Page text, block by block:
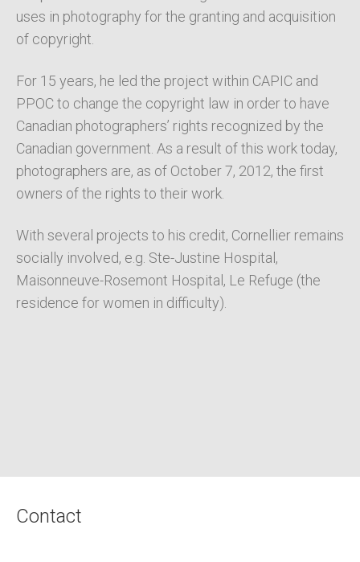
uses in photography for the granting and acquisition
of copyright.
For 15 years, he led the project within CAPIC and
PPOC to change the copyright law in order to have
Canadian photographers’ rights recognized by the
Canadian government. As a result of this work today,
photographers are, as of October 7, 2012, the first
owners of the rights to their work.
With several projects to his credit, Cornellier remains
socially involved, e.g. Ste-Justine Hospital,
Maisonneuve-Rosemont Hospital, Le Refuge (the
residence for women in difficulty).
Contact